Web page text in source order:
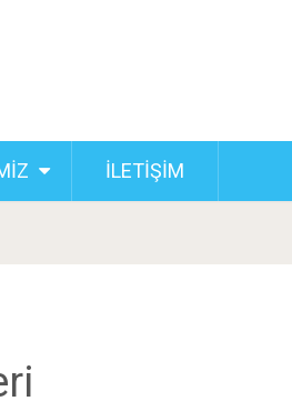
İLETİŞİM